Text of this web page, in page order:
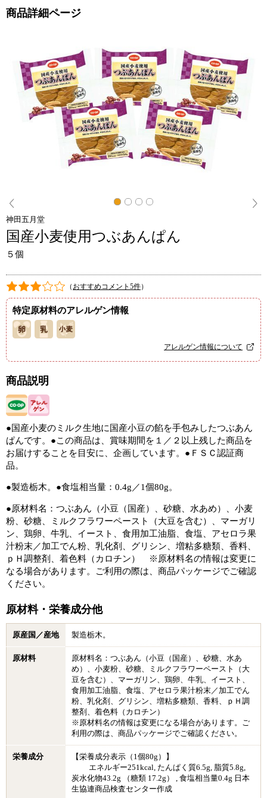
商品詳細ページ
神田五月堂
国産小麦使用つぶあんぱん
５個
（ おすすめコメント5件）
特定原材料のアレルゲン情報
アレルゲン情報について
商品説明
●国産小麦のミルク生地に国産小豆の餡を手包みしたつぶあん
ぱんです。●この商品は、賞味期間を１／２以上残した商品を
お届けすることを目安に、企画しています。●ＦＳＣ認証商
品。
●製造栃木。●食塩相当量：0.4g／1個80g。
●原材料名：つぶあん（小豆（国産）、砂糖、水あめ）、小麦
粉、砂糖、ミルクフラワーペースト（大豆を含む）、マーガリ
ン、鶏卵、牛乳、イースト、食用加工油脂、食塩、アセロラ果
汁粉末／加工でん粉、乳化剤、グリシン、増粘多糖類、香料、
ｐＨ調整剤、着色料（カロチン） ※原材料名の情報は変更に
なる場合があります。ご利用の際は、商品パッケージでご確認
ください。
原材料・栄養成分他
原産国／産地 製造栃木。
原材料
原材料名：つぶあん（小豆（国産）、砂糖、水あ
め）、小麦粉、砂糖、ミルクフラワーペースト（大
豆を含む）、マーガリン、鶏卵、牛乳、イースト、
食用加工油脂、食塩、アセロラ果汁粉末／加工でん
粉、乳化剤、グリシン、増粘多糖類、香料、ｐＨ調
整剤、着色料（カロチン）
※原材料名の情報は変更になる場合があります。ご
利用の際は、商品パッケージでご確認ください。
栄養成分
【栄養成分表示（1個80g）】
エネルギー251kcal, たんぱく質6.5g, 脂質5.8g,
炭水化物43.2g （糖類 17.2g） , 食塩相当量0.4g 日本
生協連商品検査センター作成